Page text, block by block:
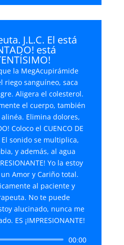
audio
J.L.C. El está
está
la MegAcupirámide
riego sanguíneo, saca
Aligera el colesterol.
el cuerpo, también
alinéa. Elimina dolores,
Coloco el CUENCO DE
El sonido se multiplica,
y además, al agua
Yo la estoy
Amor y Cariño total.
al paciente y
No te puede
alucinado, nunca me
ES ¡IMPRESIONANTE!
Reproductor
00:00